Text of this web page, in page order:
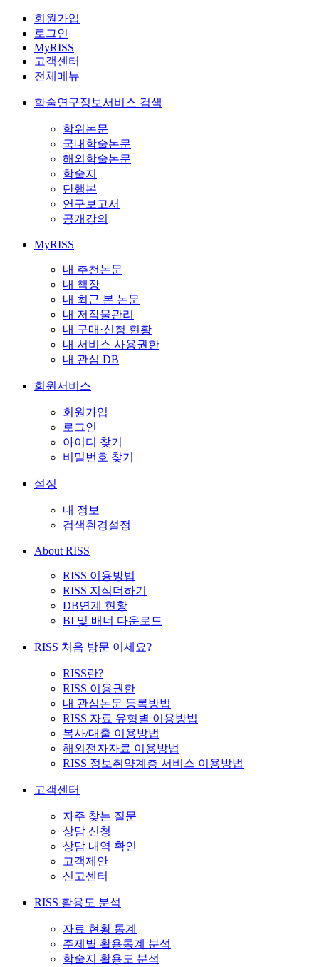
회원가입
로그인
MyRISS
고객센터
전체메뉴
학술연구정보서비스 검색
학위논문
국내학술논문
해외학술논문
학술지
단행본
연구보고서
공개강의
MyRISS
내 추천논문
내 책장
내 최근 본 논문
내 저작물관리
내 구매·신청 현황
내 서비스 사용권한
내 관심 DB
회원서비스
회원가입
로그인
아이디 찾기
비밀번호 찾기
설정
내 정보
검색환경설정
About RISS
RISS 이용방법
RISS 지식더하기
DB연계 현황
BI 및 배너 다운로드
RISS 처음 방문 이세요?
RISS란?
RISS 이용권한
내 관심논문 등록방법
RISS 자료 유형별 이용방법
복사/대출 이용방법
해외전자자료 이용방법
RISS 정보취약계층 서비스 이용방법
고객센터
자주 찾는 질문
상담 신청
상담 내역 확인
고객제안
신고센터
RISS 활용도 분석
자료 현황 통계
주제별 활용통계 분석
학술지 활용도 분석